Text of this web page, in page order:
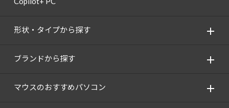
形状・タイプから探す
ブランドから探す
マウスのおすすめパソコン